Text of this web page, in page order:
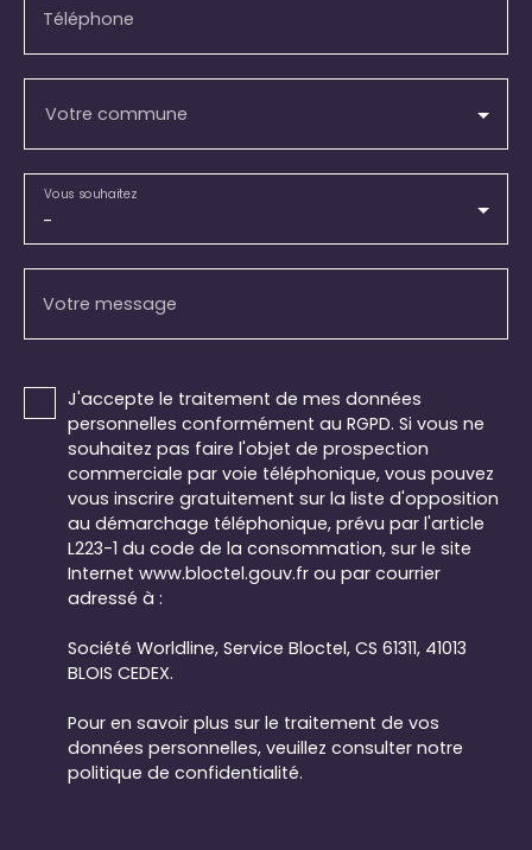
Téléphone
Votre commune
-
Vous souhaitez
Votre message
J'accepte le traitement de mes données
personnelles conformément au RGPD. Si vous ne
souhaitez pas faire l'objet de prospection
commerciale par voie téléphonique, vous pouvez
vous inscrire gratuitement sur la liste d'opposition
au démarchage téléphonique, prévu par l'article
L223-1 du code de la consommation, sur le site
Internet www.bloctel.gouv.fr ou par courrier
adressé à :
Société Worldline, Service Bloctel, CS 61311, 41013
BLOIS CEDEX.
Pour en savoir plus sur le traitement de vos
données personnelles, veuillez consulter notre
politique de confidentialité.